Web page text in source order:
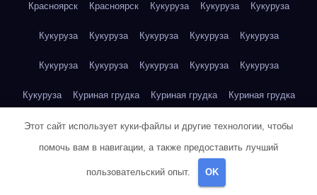
Красноярск Красноярск Кукуруза Кукуруза Кукуруза
Кукуруза Кукуруза Кукуруза Кукуруза Кукуруза
Кукуруза Кукуруза Кукуруза Кукуруза Кукуруза
Кукуруза Куриная грудка Куриная грудка Куриная грудка
Куриная грудка Куриная грудка Куриная грудка
Куриная грудка Куриная грудка
Куриная грудка
Этот сайт использует куки-файлы и другие технологии, чтобы
помочь вам в навигации, а также предоставить лучший
пользовательский опыт. OK